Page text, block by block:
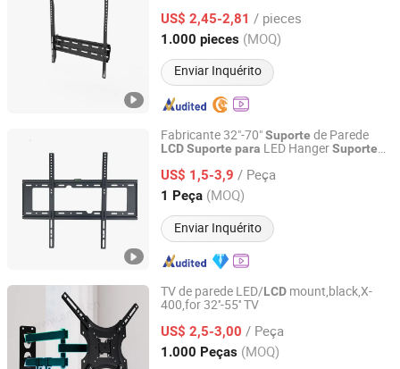
US$ 2,45-2,81 / pieces
1.000 pieces (MOQ)
Enviar Inquérito
Zhejiang, China Desde 2025
Fabricante 32"-70"Suporte de Parede
LCDSuporte para LED HangerSuporte
US$ 1,5-3,9 / Peça
1 Peça (MOQ)
Enviar Inquérito
Hebei Yunpeng Machinery Export & Import Trading Co.,
Hebei, China Desde 2014
TV de parede LED/LCD mount,black,X-
400,for 32''-55'' TV
US$ 2,5-3,00 / Peça
1.000 Peças (MOQ)
Antel Electronics (Shanghai) Co., Ltd.
Shanghai, China Desde 2019